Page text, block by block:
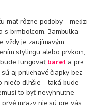
mať rôzne podoby – medzi
s brmbolcom. Bambulka
vždy je zaujímavým
stylingu alebo prvkom,
fungovať baret a pre
aj priliehavé čiapky bez
niečo dlhšie - taká bude
to byť nevyhnutne
mrazy nie sú pre vás